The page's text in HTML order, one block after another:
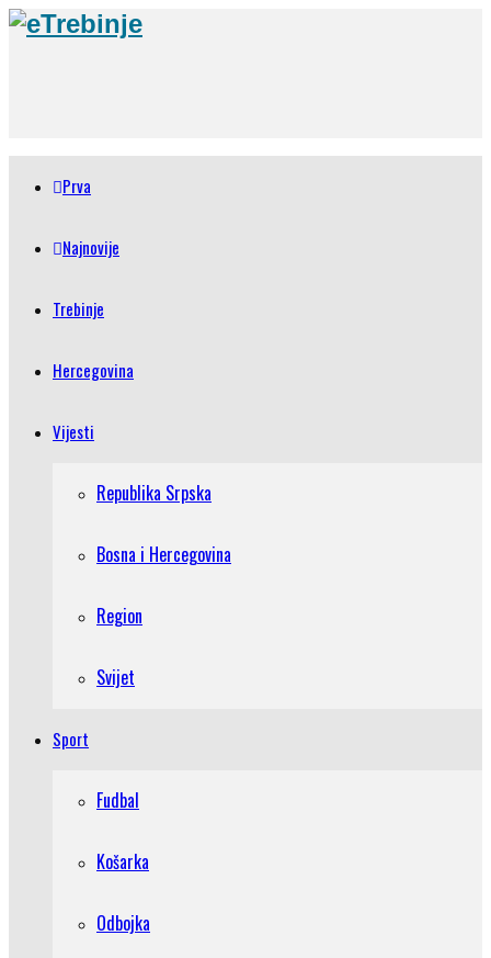
Prva
Najnovije
Trebinje
Hercegovina
Vijesti
Republika Srpska
Bosna i Hercegovina
Region
Svijet
Sport
Fudbal
Košarka
Odbojka